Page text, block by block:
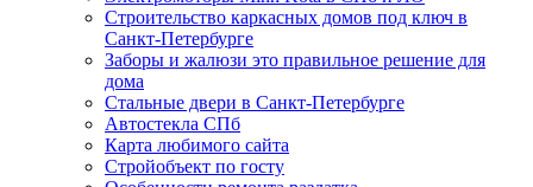
Строительство каркасных домов под ключ в
Санкт-Петербурге
Заборы и жалюзи это правильное решение для
дома
Стальные двери в Санкт-Петербурге
Автостекла СПб
Карта любимого сайта
Стройобъект по госту